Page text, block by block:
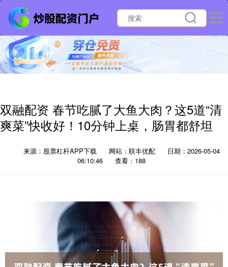
双融配资 春节吃腻了大鱼大肉？这5道“清
爽菜”快收好！10分钟上桌，肠胃都舒坦
来源：股票杠杆APP下载 网站：联丰优配
日期：2026-05-04
06:10:46
查看：188